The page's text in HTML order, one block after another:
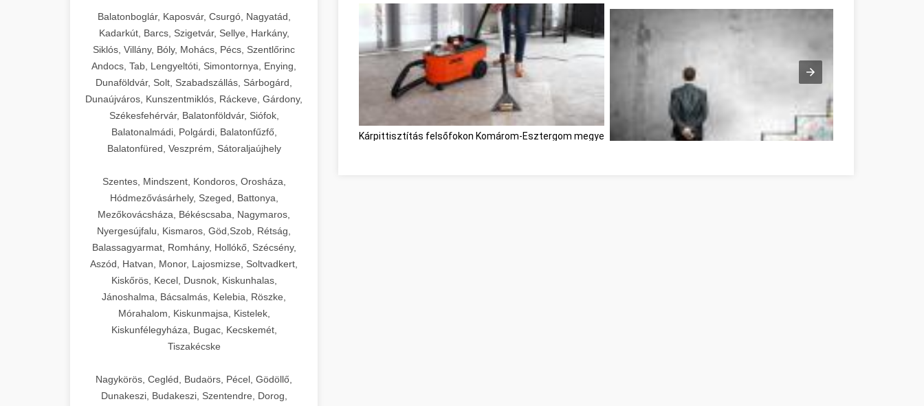
Balatonboglár, Kaposvár, Csurgó, Nagyatád,
Kadarkút, Barcs, Szigetvár, Sellye, Harkány,
Siklós, Villány, Bóly, Mohács, Pécs, Szentlőrinc
Andocs, Tab, Lengyeltóti, Simontornya, Enying,
Dunaföldvár, Solt, Szabadszállás, Sárbogárd,
Dunaújváros, Kunszentmiklós, Ráckeve, Gárdony,
Székesfehérvár, Balatonföldvár, Siófok,
Balatonalmádi, Polgárdi, Balatonfűzfő,
Balatonfüred, Veszprém, Sátoraljaújhely
Szentes, Mindszent, Kondoros, Orosháza,
Hódmezővásárhely, Szeged, Battonya,
Mezőkovácsháza, Békéscsaba, Nagymaros,
Nyergesújfalu, Kismaros, Göd,Szob, Rétság,
Balassagyarmat, Romhány, Hollókő, Szécsény,
Aszód, Hatvan, Monor, Lajosmizse, Soltvadkert,
Kiskőrös, Kecel, Dusnok, Kiskunhalas,
Jánoshalma, Bácsalmás, Kelebia, Röszke,
Mórahalom, Kiskunmajsa, Kistelek,
Kiskunfélegyháza, Bugac, Kecskemét,
Tiszakécske
Nagykörös, Cegléd, Budaörs, Pécel, Gödöllő,
Dunakeszi, Budakeszi, Szentendre, Dorog,
Kárpittisztítás felsőfokon Komárom-Esztergom megye